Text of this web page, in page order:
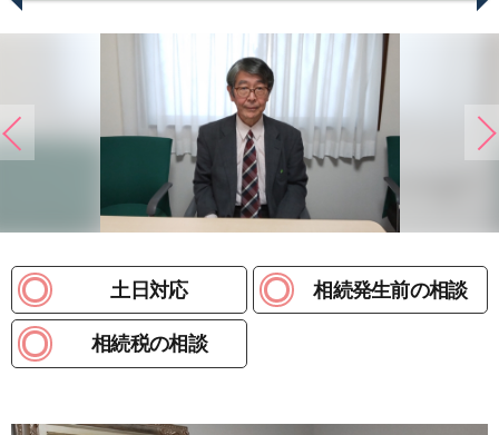
土日対応 相続発生前の相談
相続税の相談